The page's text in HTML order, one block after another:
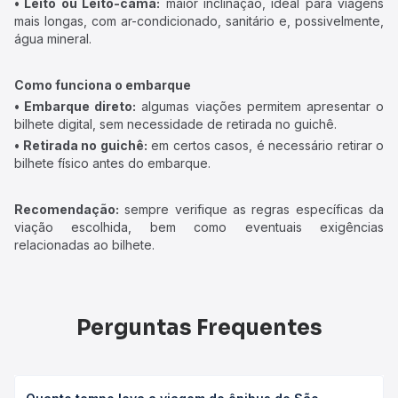
• Leito ou Leito-cama: maior inclinação, ideal para viagens
mais longas, com ar-condicionado, sanitário e, possivelmente,
água mineral.
Como funciona o embarque
• Embarque direto: algumas viações permitem apresentar o
bilhete digital, sem necessidade de retirada no guichê.
• Retirada no guichê: em certos casos, é necessário retirar o
bilhete físico antes do embarque.
Recomendação: sempre verifique as regras específicas da
viação escolhida, bem como eventuais exigências
relacionadas ao bilhete.
Perguntas Frequentes